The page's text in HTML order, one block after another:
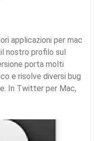
applicazioni per mac
nostro profilo sul
porta molti
e risolve diversi bug
In Twitter per Mac,